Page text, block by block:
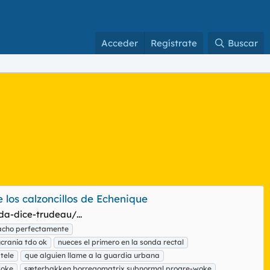
Acceder Regístrate Buscar
calzoncillos de Echenique
dice-trudeau/...
perfectamente
tdo ok
nueces el primero en la sonda rectal
que alguien llame a la guardia urbana